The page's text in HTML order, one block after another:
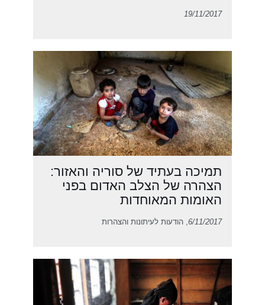
19/11/2017
תמיכה בעתיד של סוריה והאזור:
הצהרה של הצלב האדום בפני
האומות המאוחדות
6/11/2017, הודעות לעיתונות והצהרות